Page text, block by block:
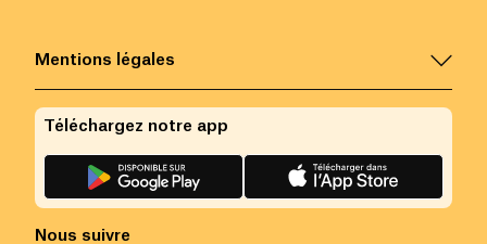
Mentions légales
Nous suivre
Téléchargez notre app